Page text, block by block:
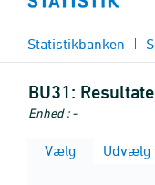
Statistikbanken
BU31:
Enhed : -
Vælg Udvælg